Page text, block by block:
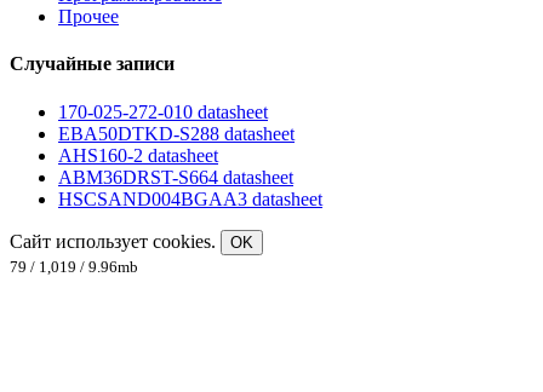
Прочее
Случайные записи
170-025-272-010 datasheet
EBA50DTKD-S288 datasheet
AHS160-2 datasheet
ABM36DRST-S664 datasheet
HSCSAND004BGAA3 datasheet
Сайт использует cookies.
OK
79 / 1,019 / 9.96mb